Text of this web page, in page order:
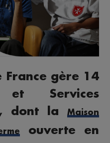
France gère 14
et Services
dont la
Maison
ouverte en